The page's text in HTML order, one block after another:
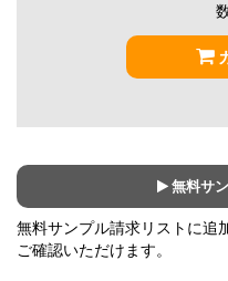
無料サ
無料サンプル請求リストに追
ご確認いただけます。